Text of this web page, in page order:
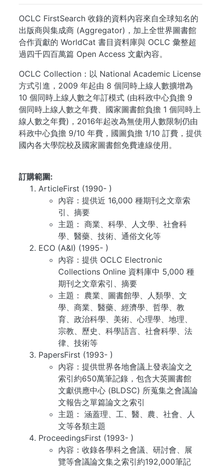
OCLC FirstSearch 收錄的資料內容來自全球知名的
出版商與集成商 (Aggregator)，加上全世界圖書館
合作貢獻的 WorldCat 書目資料庫與 OCLC 彙整超
過四千四百萬篇 Open Access 文獻內容。
OCLC Collection：以 National Academic License
方式引進，2009 年起由 8 個同時上線人數擴增為
10 個同時上線人數之年訂模式 (由科政中心負擔 9
個同時上線人數之年費、國家圖書館負擔 1 個同時上
線人數之年費)，2016年起改為無使用人數限制仍由
科政中心負擔 9/10 年費，國圖負擔 1/10 訂費，提供
國內各大學院校及國家圖書館免費連線使用。
訂購範圍
ArticleFirst (1990- )
內容：提供近 16,000 種期刊之文章索
引、摘要
主題： 商業、科學、人文學、社會科
學、醫藥、技術、通俗文化等
ECO (A&I) (1995- )
內容：提供 OCLC Electronic
Collections Online 資料庫中 5,000 種
期刊之文章索引、摘要
主題： 農業、圖書館學、人類學、文
學、商業、醫藥、經濟學、哲學、教
育、政治科學、美術、心理學、地理、
宗教、歷史、科學語言、社會科學、法
律、技術等
PapersFirst (1993- )
內容：提供世界各地會議上發表論文之
索引約650萬筆記錄，包含大英圖書館
文獻供應中心 (BLDSC) 所蒐集之會議論
文報告之單篇論文之索引
主題： 涵蓋理、工、醫、農、社會、人
文等各類主題
ProceedingsFirst (1993- )
內容：收錄各學科之會議、研討會、展
覽等會議論文集之索引約192,000筆記